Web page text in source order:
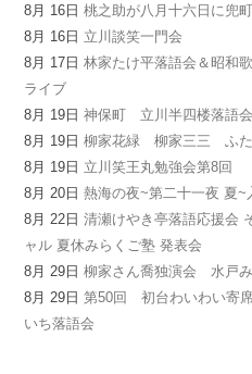
8月 16日桃之助が八月十六日に兜
8月 16日 立川談笑一門会
8月 17日林家たけ平落語会＆昭和
ライブ
8月 19日神保町 立川半四楼落語会
8月 19日柳家花緑 柳家三三 ふた
8月 19日 立川笑王丸勉強会第8回
8月 20日熱海の夜~第二十一夜 夏~
8月 22日清瀬けやき亭落語応援会
ャル 夏休みらくご塾 発表会
8月 29日柳家さん喬独演会 水戸
8月 29日第50回 初台わいわい寄
いち落語会